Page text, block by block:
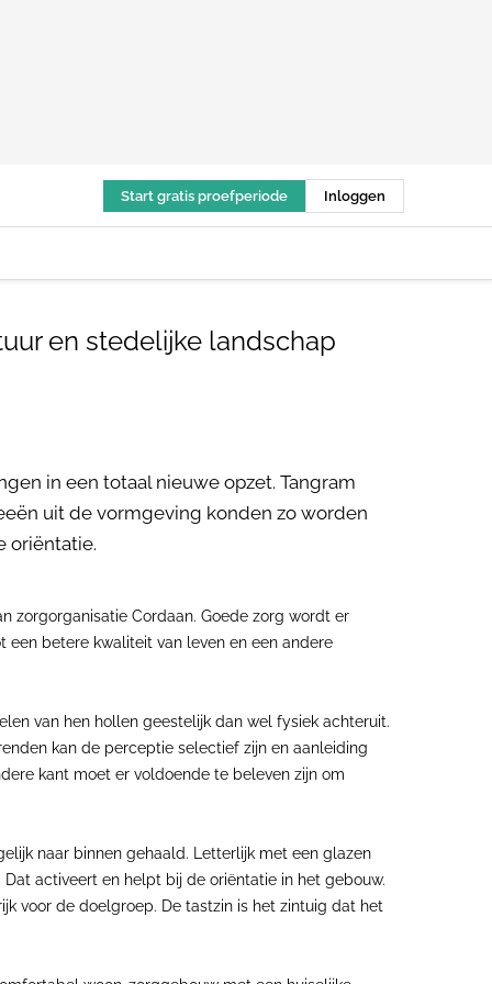
Start gratis proefperiode Inloggen
en stedelijke landschap
in een totaal nieuwe opzet. Tangram
uit de vormgeving konden zo worden
oriëntatie.
zorgorganisatie Cordaan. Goede zorg wordt er
betere kwaliteit van leven en een andere
van hen hollen geestelijk dan wel fysiek achteruit.
kan de perceptie selectief zijn en aanleiding
kant moet er voldoende te beleven zijn om
naar binnen gehaald. Letterlijk met een glazen
activeert en helpt bij de oriëntatie in het gebouw.
voor de doelgroep. De tastzin is het zintuig dat het